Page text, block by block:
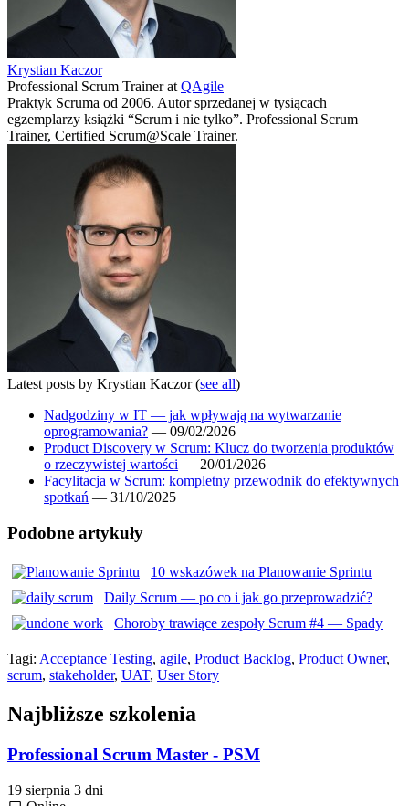
Krystian Kaczor
Professional Scrum Trainerat QAgile
Praktyk Scruma od 2006. Autor sprzedanej w tysiącach
egzemplarzy książki “Scrum i nie tylko”. Professional Scrum
Trainer, Certified Scrum@Scale Trainer.
Latest posts by Krystian Kaczor(see all)
Nadgodziny w IT — jak wpływają na wytwarzanie
oprogramowania? — 09/02/2026
Product Discovery w Scrum: Klucz do tworzenia produktów
o rzeczywistej wartości — 20/01/2026
Facylitacja w Scrum: kompletny przewodnik do efektywnych
spotkań — 31/10/2025
Podobne artykuły
10 wskazówek na Planowanie Sprintu
Daily Scrum — po co i jak go przeprowadzić?
Choroby trawiące zespoły Scrum #4 — Spady
Tagi: Acceptance Testing, agile, Product Backlog, Product Owner,
scrum, stakeholder, UAT, User Story
Najbliższe szkolenia
Professional Scrum Master - PSM
19 sierpnia 3 dni